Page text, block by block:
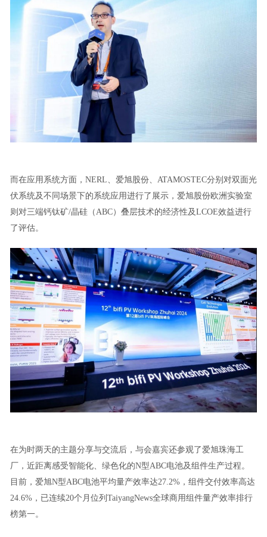
而在应用系统方面，NERL、爱旭股份、ATAMOSTEC分别对双面光
伏系统及不同场景下的系统应用进行了展示，爱旭股份欧洲实验室
则对三端钙钛矿/晶硅（ABC）叠层技术的经济性及LCOE效益进行
了评估。
在为时两天的主题分享与交流后，与会嘉宾还参观了爱旭珠海工
厂，近距离感受智能化、绿色化的N型ABC电池及组件生产过程。
目前，爱旭N型ABC电池平均量产效率达27.2%，组件交付效率高达
24.6%，已连续20个月位列TaiyangNews全球商用组件量产效率排行
榜第一。